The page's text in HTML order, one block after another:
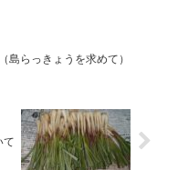
島らっきょうを求めて）
て